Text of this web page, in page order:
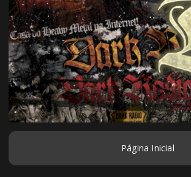
Página Inicial